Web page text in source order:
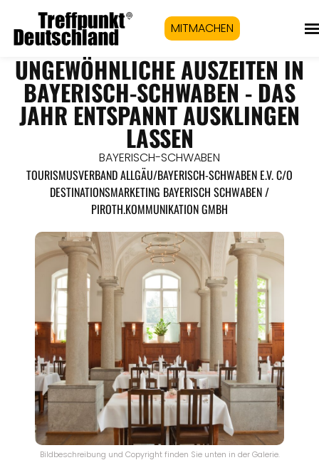
MITMACHEN
UNGEWÖHNLICHE AUSZEITEN IN
BAYERISCH-SCHWABEN - DAS
JAHR ENTSPANNT AUSKLINGEN
LASSEN
BAYERISCH-SCHWABEN
TOURISMUSVERBAND ALLGÄU/BAYERISCH-SCHWABEN E.V. C/O
DESTINATIONSMARKETING BAYERISCH SCHWABEN /
PIROTH.KOMMUNIKATION GMBH
Bildbeschreibung und Copyright finden Sie unten in der Galerie.